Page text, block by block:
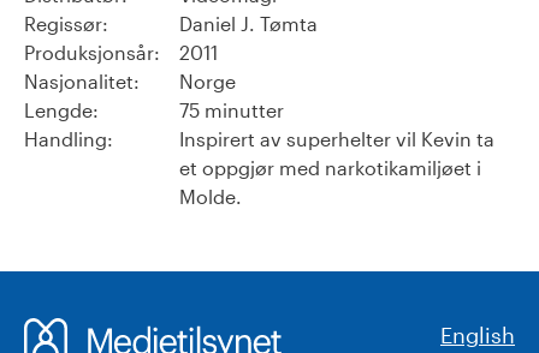
Regissør:
Daniel J. Tømta
Produksjonsår:
2011
Nasjonalitet:
Norge
Lengde:
75 minutter
Handling:
Inspirert av superhelter vil Kevin ta
et oppgjør med narkotikamiljøet i
Molde.
English